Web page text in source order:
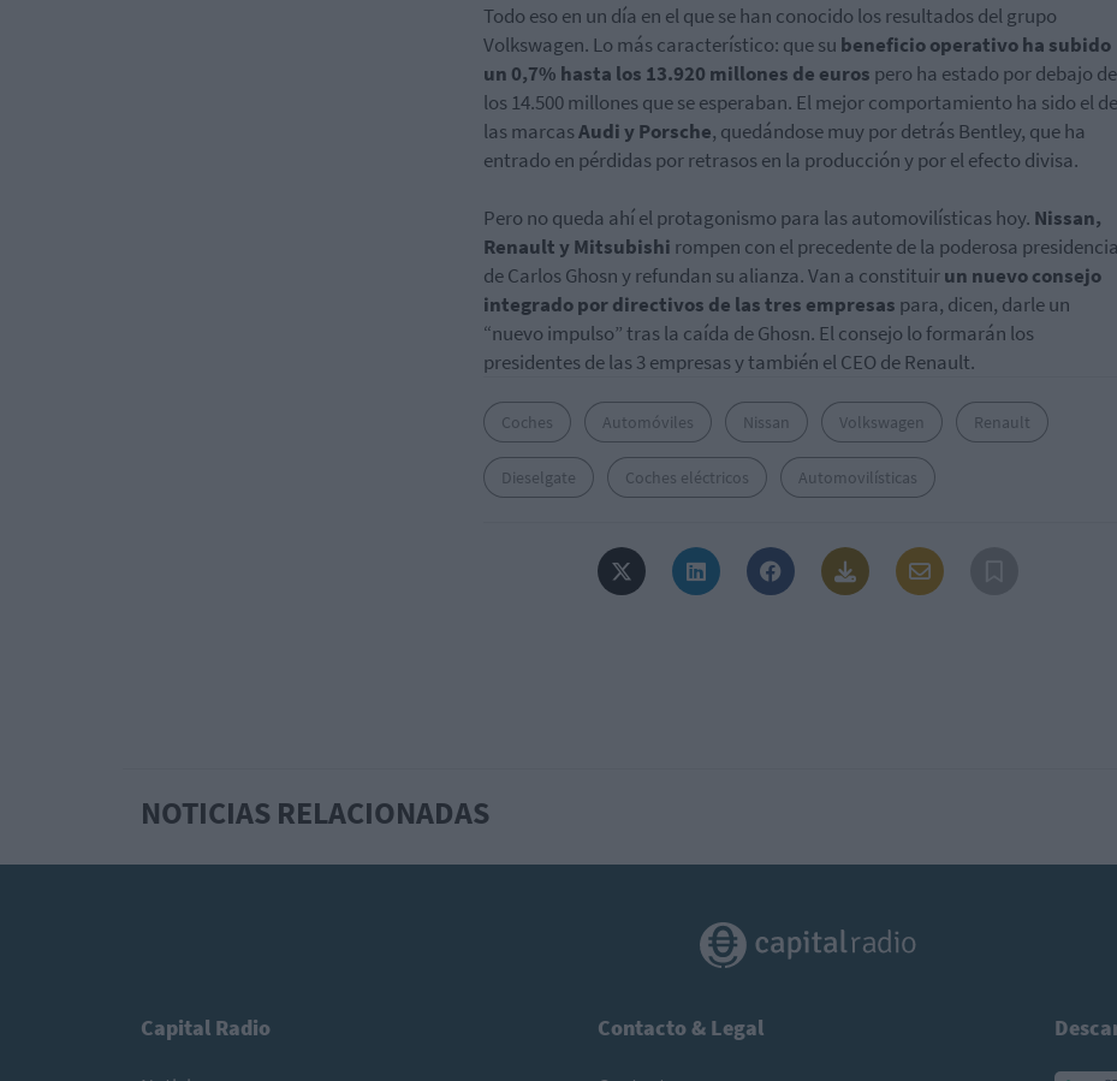
Todo eso en un día en el que se han conocido los resultados del grupo
Volkswagen. Lo más característico: que su beneficio operativo ha subido
un 0,7% hasta los 13.920 millones de euros pero ha estado por debajo de
los 14.500 millones que se esperaban. El mejor comportamiento ha sido el de
las marcasAudi y Porsche, quedándose muy por detrás Bentley, que ha
entrado en pérdidas por retrasos en la producción y por el efecto divisa.
Pero no queda ahí el protagonismo para las automovilísticas hoy. Nissan,
Renault y Mitsubishi rompen con el precedente de la poderosa presidencia
de Carlos Ghosn y refundan su alianza. Van a constituirun nuevo consejo
integrado por directivos de las tres empresas para, dicen, darle un
“nuevo impulso” tras la caída de Ghosn. El consejo lo formarán los
presidentes de las 3 empresas y también el CEO de Renault.
Coches Automóviles Nissan Volkswagen Renault
Dieselgate Coches eléctricos Automovilísticas
NOTICIAS RELACIONADAS
Capital Radio Contacto & Legal